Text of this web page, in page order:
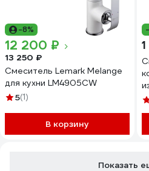
-8%
12 200 ₽
13 250 ₽
Смеситель Lemark Melange
для кухни LM4905CW
5(1)
В корзину
Показать